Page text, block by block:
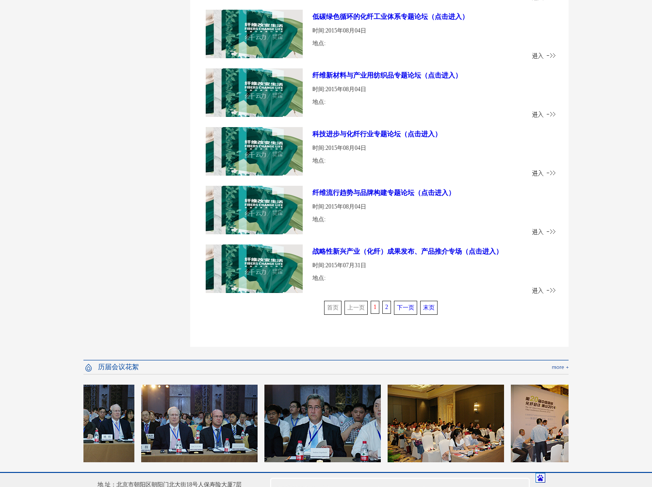
低碳绿色循环的化纤工业体系专题论坛（点击进入）
时间:2015年08月04日
地点:
纤维新材料与产业用纺织品专题论坛（点击进入）
时间:2015年08月04日
地点:
科技进步与化纤行业专题论坛（点击进入）
时间:2015年08月04日
地点:
纤维流行趋势与品牌构建专题论坛（点击进入）
时间:2015年08月04日
地点:
战略性新兴产业（化纤）成果发布、产品推介专场（点击进入）
时间:2015年07月31日
地点:
首页 上一页 1 2 下一页 末页
历届会议花絮
地 址：北京市朝阳区朝阳门北大街18号人保寿险大厦7层